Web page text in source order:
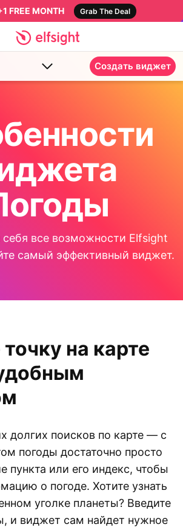
FREE MONTH Grab The Deal
Создать виджет
себя все возможности Elfsight
самый эффективный виджет.
на карте
долгих поисков по карте — с
погоды достаточно просто
пункта или его индекс, чтобы
о погоде. Хотите узнать
уголке планеты? Введите
и виджет сам найдет нужное